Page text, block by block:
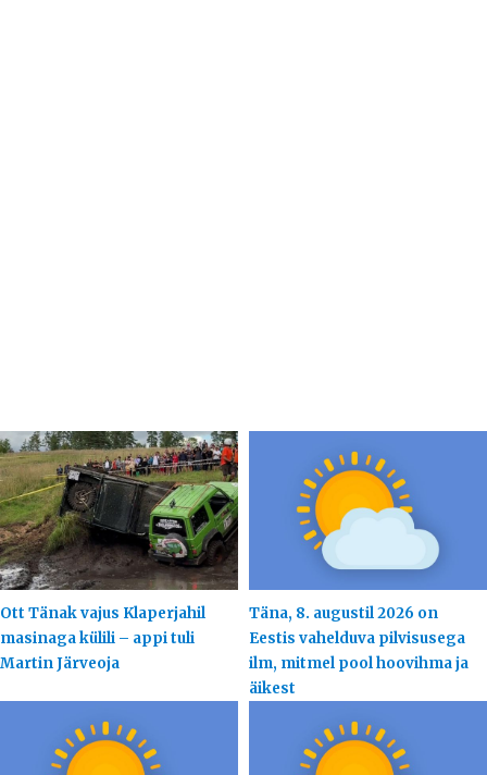
Ott Tänak vajus Klaperjahil
masinaga külili – appi tuli
Martin Järveoja
Täna, 8. augustil 2026 on
Eestis vahelduva pilvisusega
ilm, mitmel pool hoovihma ja
äikest